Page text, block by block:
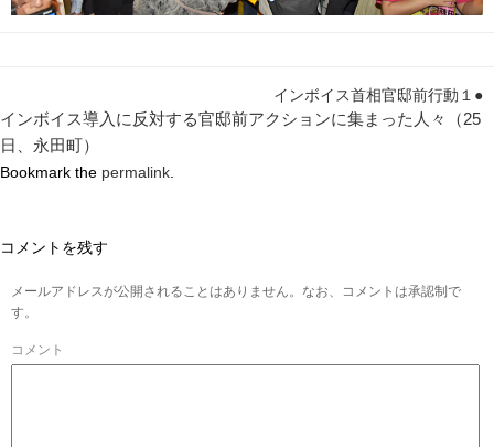
インボイス首相官邸前行動１●
インボイス導入に反対する官邸前アクションに集まった人々（25
日、永田町）
Bookmark the permalink
コメントを残す
メールアドレスが公開されることはありません。なお、コメントは承認制で
す。
コメント